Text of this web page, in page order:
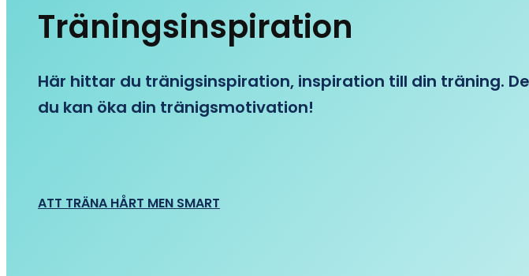
Träningsinspiration
Här hittar du tränigsinspiration, inspiration till din träning.
du kan öka din tränigsmotivation!
ATT TRÄNA HÅRT MEN SMART